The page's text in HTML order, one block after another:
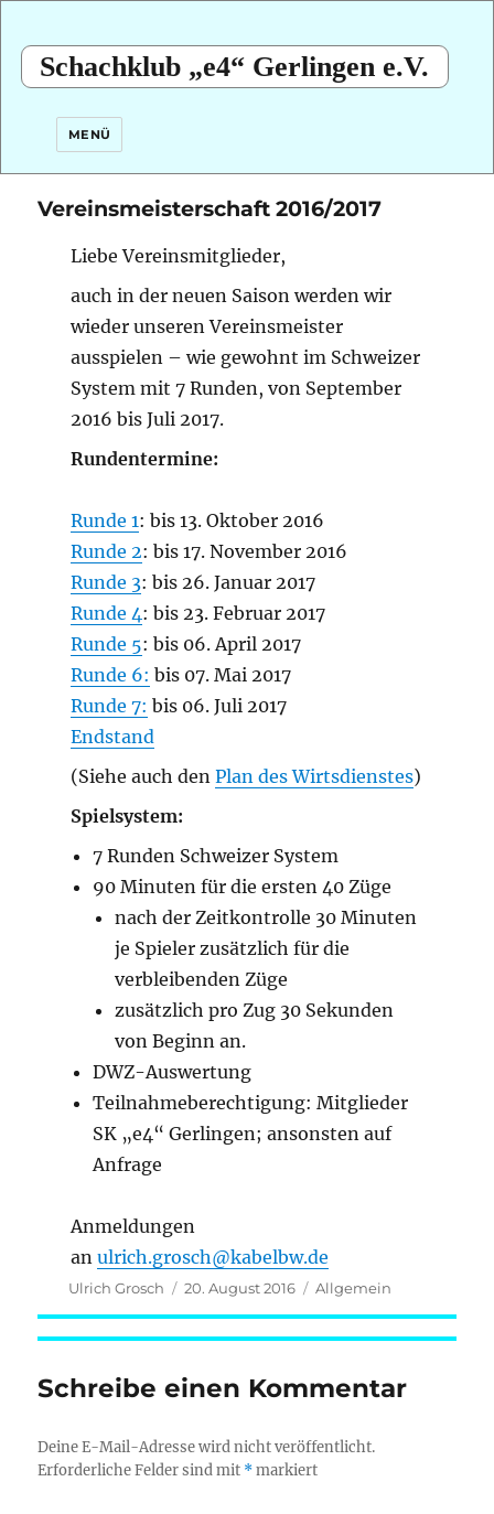
Schachklub „e4“ Gerlingen e.V.
MENÜ
Vereinsmeisterschaft 2016/2017
Liebe Vereinsmitglieder,
auch in der neuen Saison werden wir
wieder unseren Vereinsmeister
ausspielen – wie gewohnt im Schweizer
System mit 7 Runden, von September
2016 bis Juli 2017.
Rundentermine:
Runde 1: bis 13. Oktober 2016
Runde 2: bis 17. November 2016
Runde 3: bis 26. Januar 2017
Runde 4: bis 23. Februar 2017
Runde 5: bis 06. April 2017
Runde 6: bis 07. Mai 2017
Runde 7: bis 06. Juli 2017
Endstand
(Siehe auch den Plan des Wirtsdienstes)
Spielsystem:
7 Runden Schweizer System
90 Minuten für die ersten 40 Züge
nach der Zeitkontrolle 30 Minuten
je Spieler zusätzlich für die
verbleibenden Züge
zusätzlich pro Zug 30 Sekunden
von Beginn an.
DWZ-Auswertung
Teilnahmeberechtigung: Mitglieder
SK „e4“ Gerlingen; ansonsten auf
Anfrage
Anmeldungen
an ulrich.grosch@kabelbw.de
Autor
Ulrich Grosch
Veröffentlicht
am
20. August 2016 Kategorien
Allgemein
Schreibe einen Kommentar
Deine E-Mail-Adresse wird nicht veröffentlicht.
Erforderliche Felder sind mit *markiert